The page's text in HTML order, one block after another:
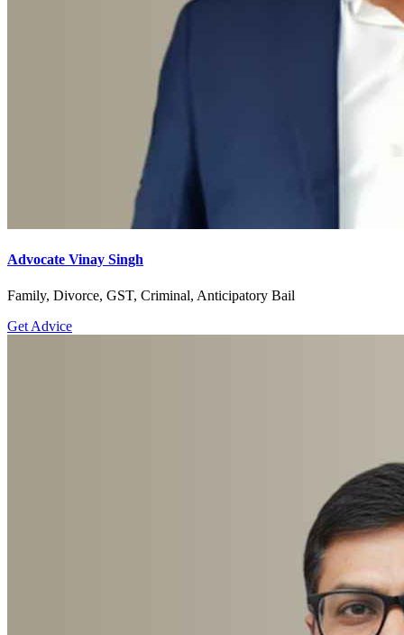
Advocate Vinay Singh
Family, Divorce, GST, Criminal, Anticipatory Bail
Get Advice